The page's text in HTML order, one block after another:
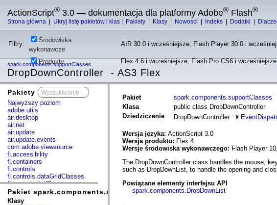
ActionScript® 3.0 — dokumentacja dla platformy Adobe® Flash®
Strona główna Ukryj listę pakietów i klas Pakiety Klasy Nowości Indeks Dodatki
Filtry:
Środowiska
wykonawcze
AIR 30.0 i wcześniejsze, Flash Player 30.0 i
Produkty Flex 4.6 i wcześniejsze, Flash Pro CS6 i wcześniejsze
spark.components.supportClasses
DropDownController - AS3 Flex
Pakiety
Najwyższy poziom
adobe.utils
air.desktop
air.net
air.update
air.update.events
com.adobe.viewsource
fl.accessibility
fl.containers
fl.controls
fl.controls.dataGridClasses
fl.controls.listClasses
fl.controls.progressBarClasses
fl.core
Pakiet spark.components.supportClasses
Klasy
Pakiet
spark.components.supportClasses
Klasa
public class DropDownController
Dziedziczenie
DropDownController
Wersja języka: ActionScript 3.0
Wersja produktu: Flex 4
Wersje środowiska wykonawczego: Flash Player
The DropDownController class handles the mouse,
such as DropDownList, to handle the opening and
Powiązane elementy interfejsu API
spark.components.DropDownList